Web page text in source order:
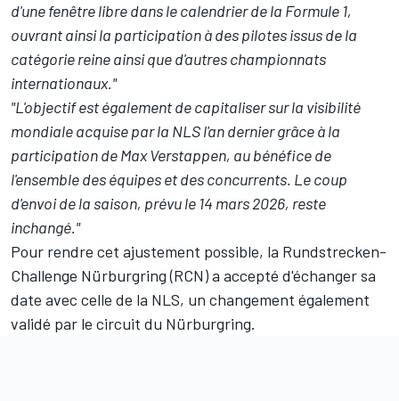
d'une fenêtre libre dans le calendrier de la Formule 1,
ouvrant ainsi la participation à des pilotes issus de la
catégorie reine ainsi que d'autres championnats
internationaux."
"L'objectif est également de capitaliser sur la visibilité
mondiale acquise par la NLS l'an dernier grâce à la
participation de Max Verstappen, au bénéfice de
l'ensemble des équipes et des concurrents. Le coup
d'envoi de la saison, prévu le 14 mars 2026, reste
inchangé."
Pour rendre cet ajustement possible, la Rundstrecken-
Challenge Nürburgring (RCN) a accepté d'échanger sa
date avec celle de la NLS, un changement également
validé par le circuit du Nürburgring.